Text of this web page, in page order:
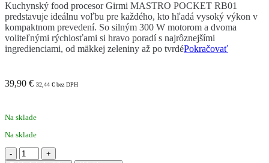
Kuchynský food procesor Girmi MASTRO POCKET RB01
predstavuje ideálnu voľbu pre každého, kto hľadá vysoký výkon v
kompaktnom prevedení. So silným 300 W motorom a dvoma
voliteľnými rýchlosťami si hravo poradí s najrôznejšími
ingredienciami, od mäkkej zeleniny až po tvrdéPokračovať
39,90 € 32,44 € bez DPH
Na sklade
Na sklade
množstvo